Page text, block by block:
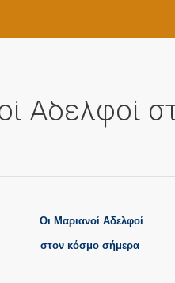
Αδελφοί
Οι Μαριανοί Αδελφοί
στον κόσμο σήμερα